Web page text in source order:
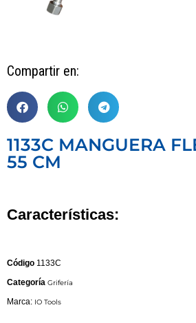
Compartir en:
1133C MANGUERA
55 CM
Características:
Código 1133C
Categoría Grifería
Marca: IO Tools